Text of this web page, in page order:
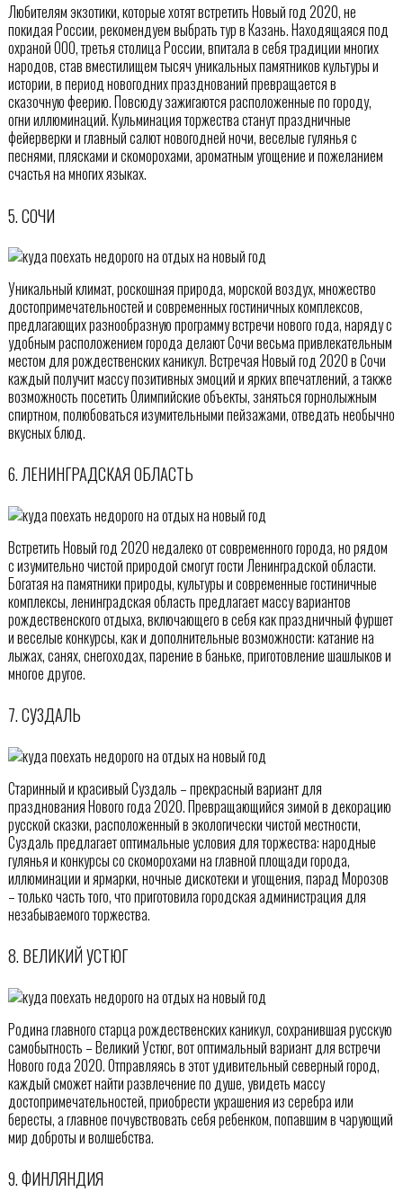
Любителям экзотики, которые хотят встретить Новый год 2020, не
покидая России, рекомендуем выбрать тур в Казань. Находящаяся под
охраной ООО, третья столица России, впитала в себя традиции многих
народов, став вместилищем тысяч уникальных памятников культуры и
истории, в период новогодних празднований превращается в
сказочную феерию. Повсюду зажигаются расположенные по городу,
огни иллюминаций. Кульминация торжества станут праздничные
фейерверки и главный салют новогодней ночи, веселые гулянья с
песнями, плясками и скоморохами, ароматным угощение и пожеланием
счастья на многих языках.
5. СОЧИ
Уникальный климат, роскошная природа, морской воздух, множество
достопримечательностей и современных гостиничных комплексов,
предлагающих разнообразную программу встречи нового года, наряду с
удобным расположением города делают Сочи весьма привлекательным
местом для рождественских каникул. Встречая Новый год 2020 в Сочи
каждый получит массу позитивных эмоций и ярких впечатлений, а также
возможность посетить Олимпийские объекты, заняться горнолыжным
спиртном, полюбоваться изумительными пейзажами, отведать необычно
вкусных блюд.
6. ЛЕНИНГРАДСКАЯ ОБЛАСТЬ
Встретить Новый год 2020 недалеко от современного города, но рядом
с изумительно чистой природой смогут гости Ленинградской области.
Богатая на памятники природы, культуры и современные гостиничные
комплексы, ленинградская область предлагает массу вариантов
рождественского отдыха, включающего в себя как праздничный фуршет
и веселые конкурсы, как и дополнительные возможности: катание на
лыжах, санях, снегоходах, парение в баньке, приготовление шашлыков и
многое другое.
7. СУЗДАЛЬ
Старинный и красивый Суздаль – прекрасный вариант для
празднования Нового года 2020. Превращающийся зимой в декорацию
русской сказки, расположенный в экологически чистой местности,
Суздаль предлагает оптимальные условия для торжества: народные
гулянья и конкурсы со скоморохами на главной площади города,
иллюминации и ярмарки, ночные дискотеки и угощения, парад Морозов
– только часть того, что приготовила городская администрация для
незабываемого торжества.
8. ВЕЛИКИЙ УСТЮГ
Родина главного старца рождественских каникул, сохранившая русскую
самобытность – Великий Устюг, вот оптимальный вариант для встречи
Нового года 2020. Отправляясь в этот удивительный северный город,
каждый сможет найти развлечение по душе, увидеть массу
достопримечательностей, приобрести украшения из серебра или
бересты, а главное почувствовать себя ребенком, попавшим в чарующий
мир доброты и волшебства.
9. ФИНЛЯНДИЯ